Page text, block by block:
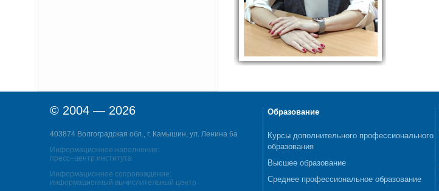
© 2004 — 2026
403874 Волгоградская обл., г. Камышин, ул. Ленина 6а
Информационное наполнение:
пресс–центр института
Информационное сопровождение:
информационный вычислительный центр
Образование
Курсы дополнительного профессионального
образования
Высшее образование
Среднее профессиональное образование